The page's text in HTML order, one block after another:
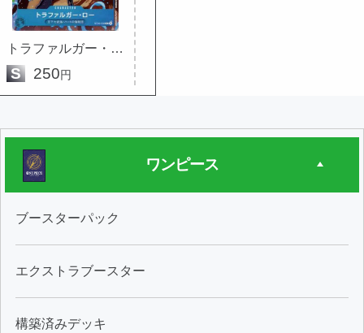
トラファルガー・ロー (illust:ta...
S 250円
ワンピース
ブースターパック
エクストラブースター
構築済みデッキ